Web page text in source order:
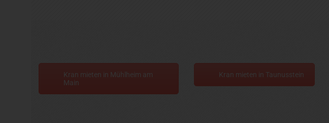
Kran mieten in Mühlheim am
Main
Kran mieten in Taunusstein